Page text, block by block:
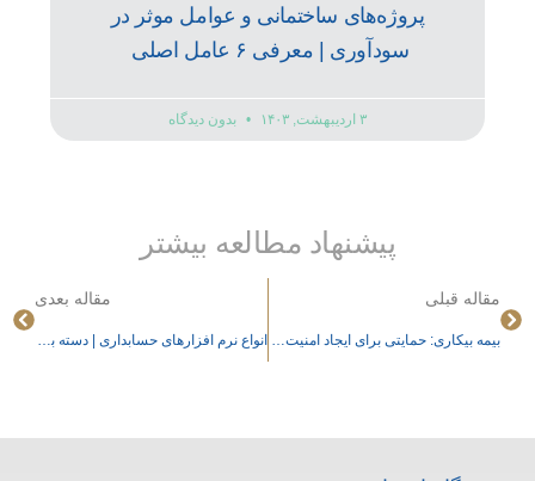
پروژه‌های ساختمانی و عوامل موثر در
سودآوری | معرفی ۶ عامل اصلی
۳ اردیبهشت, ۱۴۰۳ بدون دیدگاه
پیشنهاد مطالعه بیشتر
مقاله قبلی مقاله بعدی